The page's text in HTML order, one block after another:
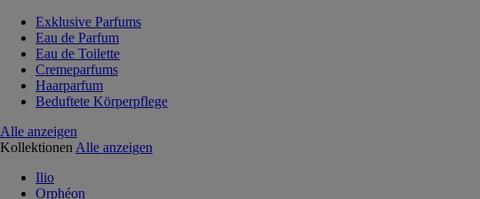
Exklusive Parfums
Eau de Parfum
Eau de Toilette
Cremeparfums
Haarparfum
Beduftete Körperpflege
Alle anzeigen
Kollektionen Alle anzeigen
Ilio
Orphéon